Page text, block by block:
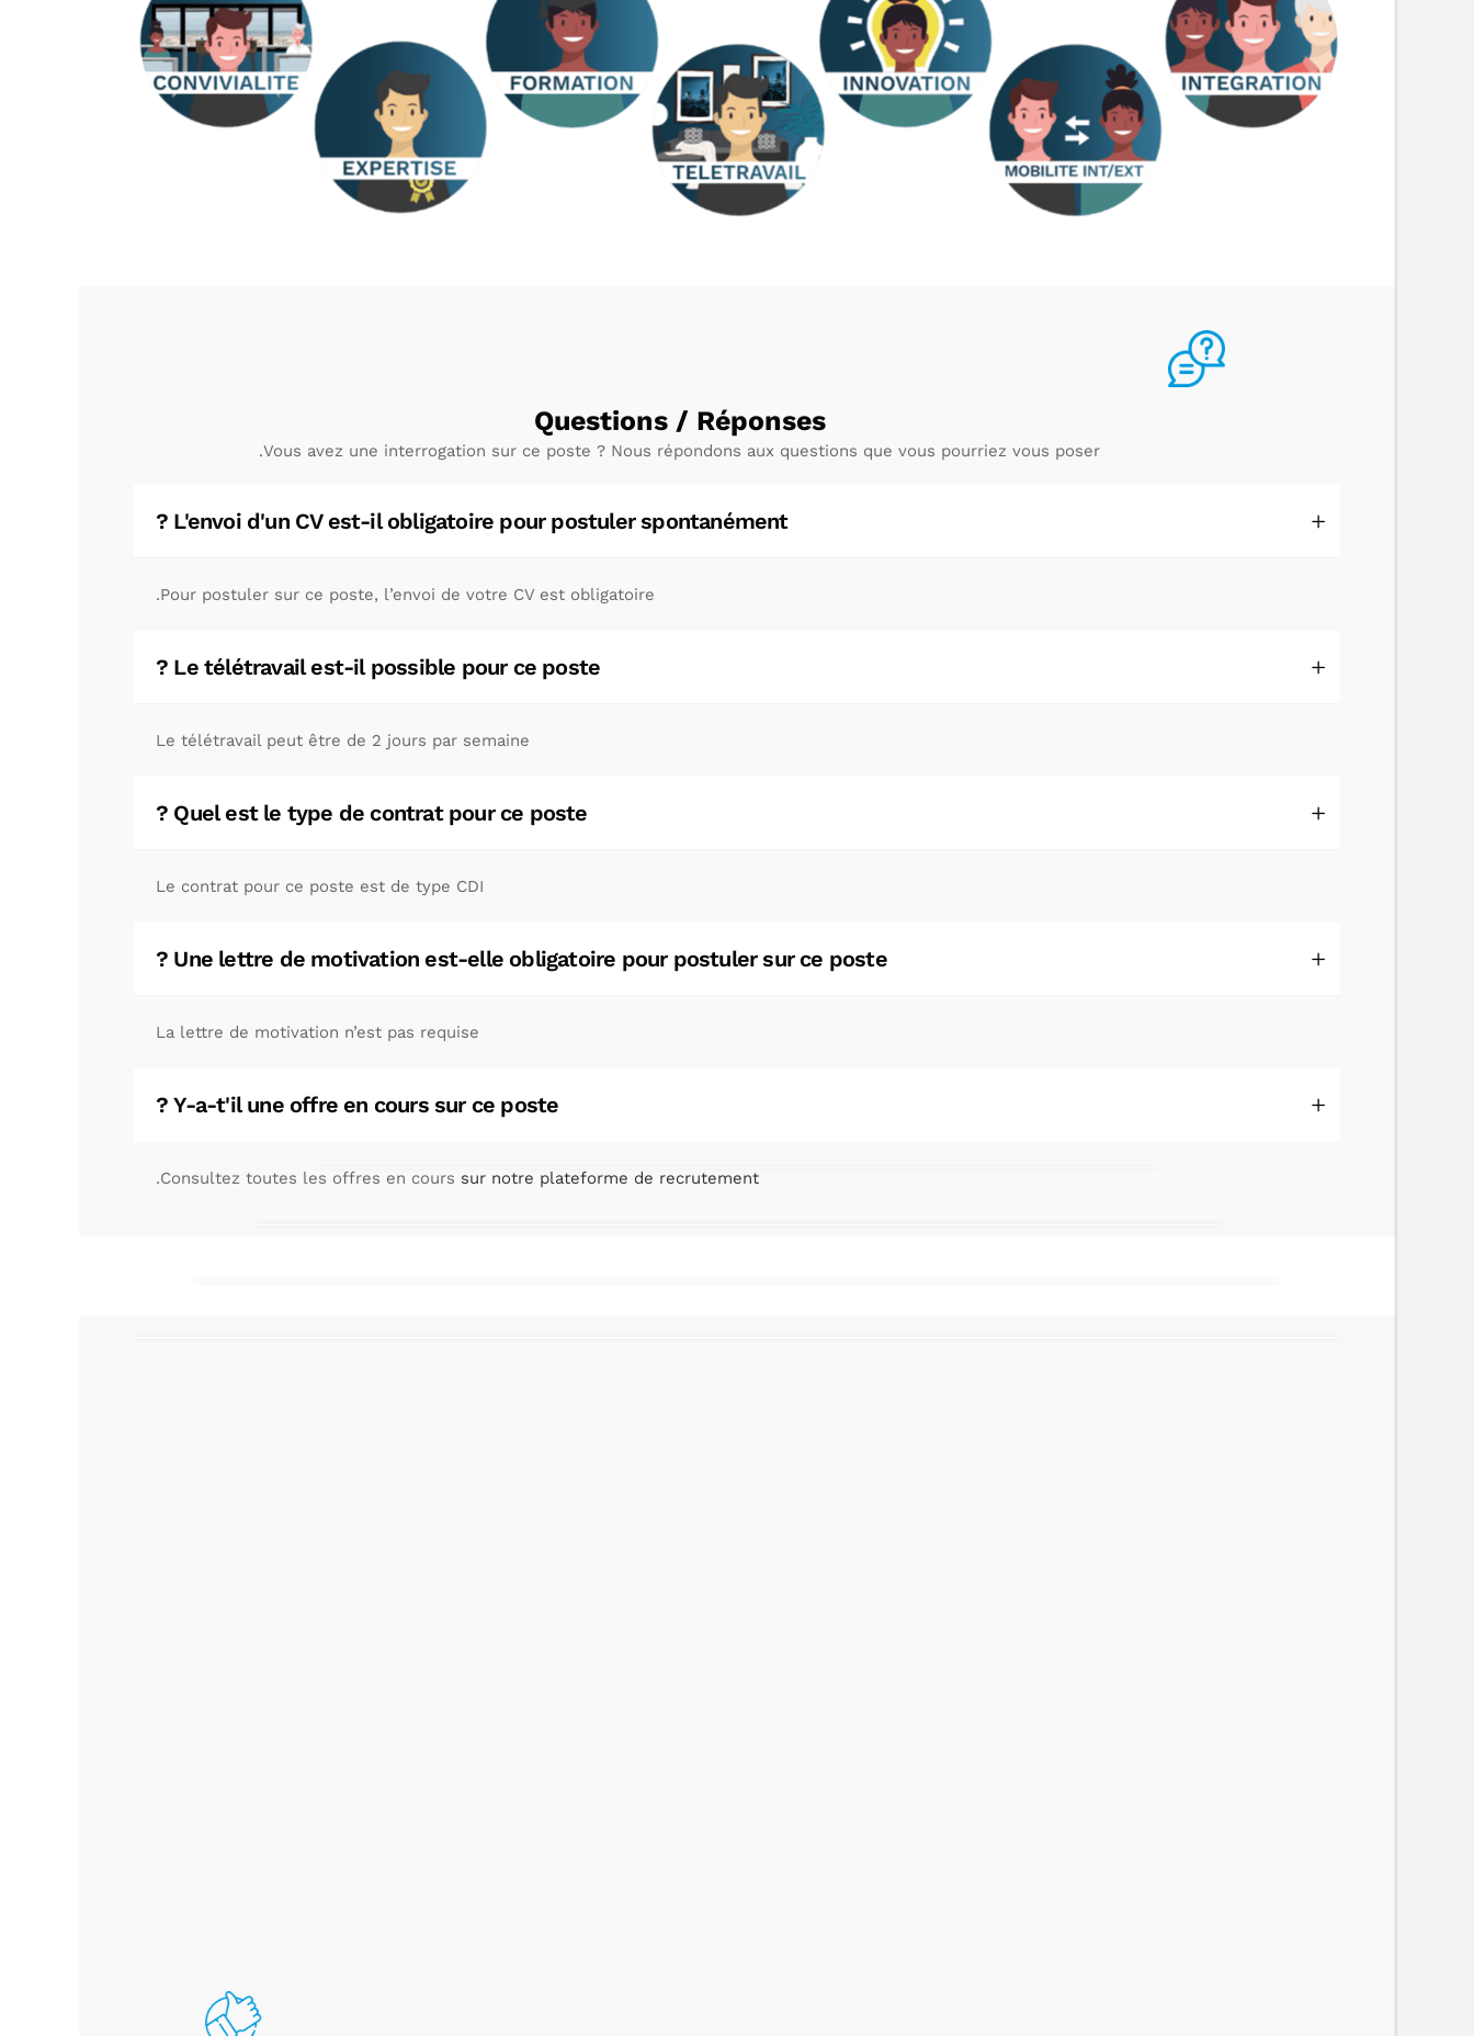
Questions / Réponses
Vous avez une interrogation sur ce poste ? Nous répondons aux questions que vous pourriez vous poser.
L'envoi d'un CV est-il obligatoire pour postuler spontanément ?
Pour postuler sur ce poste, l’envoi de votre CV est obligatoire.
Le télétravail est-il possible pour ce poste ?
Le télétravail peut être de 2 jours par semaine
Quel est le type de contrat pour ce poste ?
Le contrat pour ce poste est de type CDI
Une lettre de motivation est-elle obligatoire pour postuler sur ce poste ?
La lettre de motivation n’est pas requise
Y-a-t'il une offre en cours sur ce poste ?
Consultez toutes les offres en cours sur notre plateforme de recrutement
.